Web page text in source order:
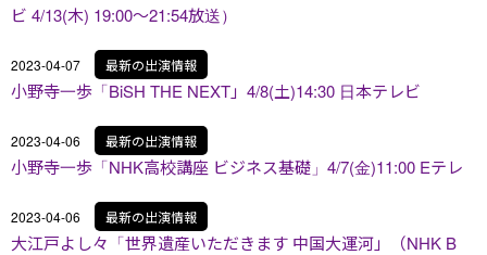
ビ 4/13(木) 19:00～21:54放送）
2023-04-07 最新の出演情報
小野寺一歩「BiSH THE NEXT」4/8(土)14:30 日本テレビ
2023-04-06 最新の出演情報
小野寺一歩「NHK高校講座 ビジネス基礎」4/7(金)11:00 Eテレ
2023-04-06 最新の出演情報
大江戸よし々「世界遺産いただきます 中国大運河」（NHK B